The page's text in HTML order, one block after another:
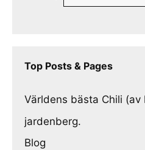
Top Posts & Pages
Världens bästa Chili (av
jardenberg.
Blog